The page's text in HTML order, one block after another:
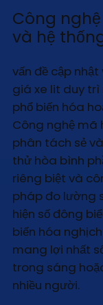
Công
và hệ
vấn đề cập
giá xe lit duy
phổ biến hóa
Công nghệ mã
phân tách sẻ
thử hòa bình
riêng biệt và
pháp đo lường
hiện số đông
biến hóa
mang lợi nhất
trong sáng
nhiều người.